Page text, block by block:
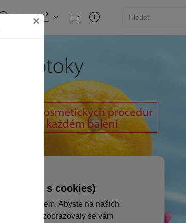
×
s cookies)
zážitkem. Abyste na našich
a nezobrazovaly se vám